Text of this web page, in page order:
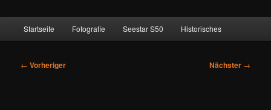
Startseite Fotografie Seestar S50 Historisches
Beitragsnavigation
← Vorheriger Nächster →